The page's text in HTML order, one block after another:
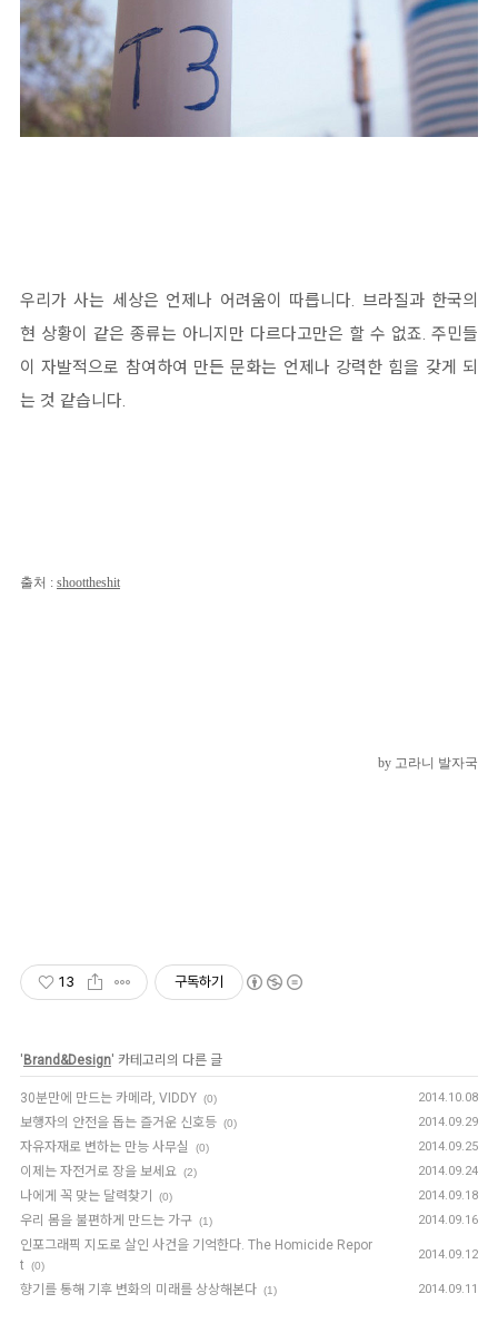
우리가 사는 세상은 언제나 어려움이 따릅니다. 브라질과 한국의
현 상황이 같은 종류는 아니지만 다르다고만은 할 수 없죠. 주민들
이 자발적으로 참여하여 만든 문화는 언제나 강력한 힘을 갖게 되
는 것 같습니다.
출처 : shoottheshit
by 고라니 발자국
13 구독하기
' Brand&Design' 카테고리의 다른 글
30분만에 만드는 카메라, VIDDY (0) 2014.10.08
보행자의 안전을 돕는 즐거운 신호등 (0) 2014.09.29
자유자재로 변하는 만능 사무실 (0) 2014.09.25
이제는 자전거로 장을 보세요 (2) 2014.09.24
나에게 꼭 맞는 달력찾기 (0) 2014.09.18
우리 몸을 불편하게 만드는 가구 (1) 2014.09.16
인포그래픽 지도로 살인 사건을 기억한다. The Homicide Repor
t
(0)
2014.09.12
향기를 통해 기후 변화의 미래를 상상해본다 (1) 2014.09.11